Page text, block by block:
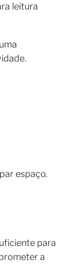
leitura
espaço.
para
a